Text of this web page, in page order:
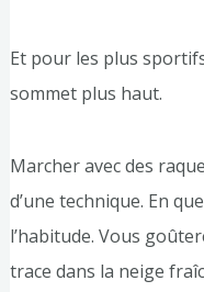
Et pour les plus
sommet plus haut.
Marcher avec des
d’une technique. En
l’habitude. Vous
trace dans la neige